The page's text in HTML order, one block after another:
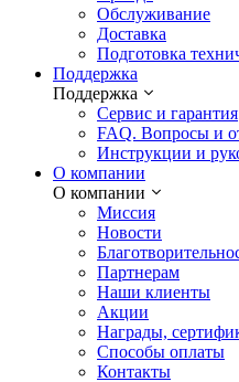
Обслуживание
Доставка
Подготовка
Поддержка
Поддержка
Сервис и гарантия
FAQ. Вопросы и
Инструкции и
О компании
О компании
Миссия
Новости
Партнерам
Наши клиенты
Акции
Награды,
Способы оплаты
Контакты